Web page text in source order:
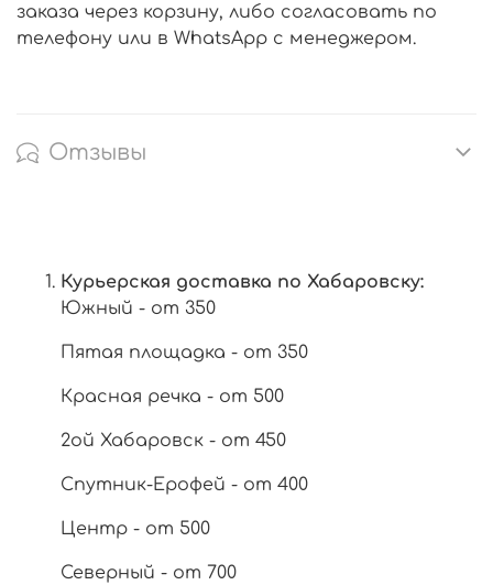
заказа через корзину, либо согласовать по
телефону или в WhatsApp с менеджером.
Отзывы
Курьерская доставка по Хабаровску:
Южный - от 350
Пятая площадка - от 350
Красная речка - от 500
2ой Хабаровск - от 450
Спутник-Ерофей - от 400
Центр - от 500
Северный - от 700